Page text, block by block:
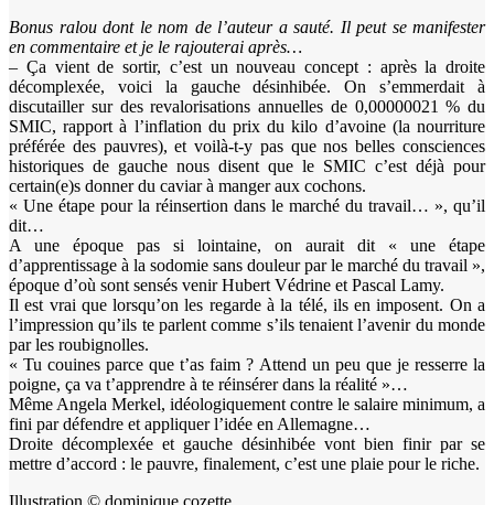
Bonus ralou dont le nom de l’auteur a sauté. Il peut se manifester
en commentaire et je le rajouterai après…
– Ça vient de sortir, c’est un nouveau concept : après la droite
décomplexée, voici la gauche désinhibée. On s’emmerdait à
discutailler sur des revalorisations annuelles de 0,00000021 % du
SMIC, rapport à l’inflation du prix du kilo d’avoine (la nourriture
préférée des pauvres), et voilà-t-y pas que nos belles consciences
historiques de gauche nous disent que le SMIC c’est déjà pour
certain(e)s donner du caviar à manger aux cochons.
« Une étape pour la réinsertion dans le marché du travail… », qu’il
dit…
A une époque pas si lointaine, on aurait dit « une étape
d’apprentissage à la sodomie sans douleur par le marché du travail »,
époque d’où sont sensés venir Hubert Védrine et Pascal Lamy.
Il est vrai que lorsqu’on les regarde à la télé, ils en imposent. On a
l’impression qu’ils te parlent comme s’ils tenaient l’avenir du monde
par les roubignolles.
« Tu couines parce que t’as faim ? Attend un peu que je resserre la
poigne, ça va t’apprendre à te réinsérer dans la réalité »…
Même Angela Merkel, idéologiquement contre le salaire minimum, a
fini par défendre et appliquer l’idée en Allemagne…
Droite décomplexée et gauche désinhibée vont bien finir par se
mettre d’accord : le pauvre, finalement, c’est une plaie pour le riche.
Illustration © dominique cozette